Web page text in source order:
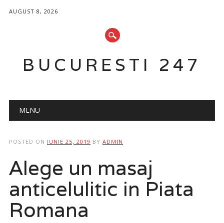
AUGUST 8, 2026
BUCURESTI 247
Main menu
MENU
POSTED ON IUNIE 25, 2019 BY ADMIN
Alege un masaj
anticelulitic in Piata
Romana